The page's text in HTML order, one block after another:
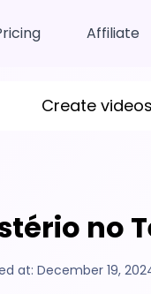
Affiliate
Create
no
at: December 19,